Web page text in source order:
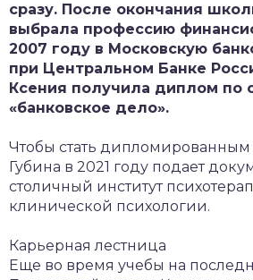
сразу. После окончания
выбрала профессию
2007 году в Московскую
при Центральном Банке
Ксения получила диплом по
«банковское дело».
Чтобы стать дипломированным
Губина в 2021 году подает
столичный институт
клинической психологии.
Карьерная лестница
Еще во время учебы на